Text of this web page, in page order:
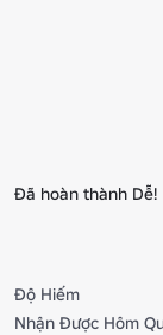
Đã hoàn thành Dễ!
Độ Hiếm
Nhận Được Hôm